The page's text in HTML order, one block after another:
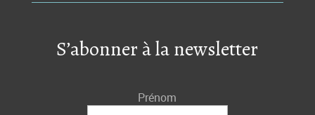
S’abonner à la newsletter
Prénom